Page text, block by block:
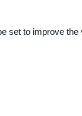
set to improve